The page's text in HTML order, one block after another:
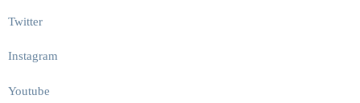
Twitter
Instagram
Youtube